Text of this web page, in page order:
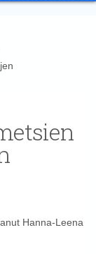
Hanna-Leena